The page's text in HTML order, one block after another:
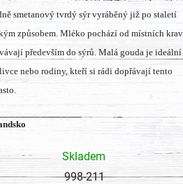
smetanový tvrdý sýr vyráběný již po staletí
způsobem. Mléko pochází od místních krav,
především do sýrů. Malá gouda je
nebo rodiny, kteří si rádi dopřávají tento
Skladem
998-211